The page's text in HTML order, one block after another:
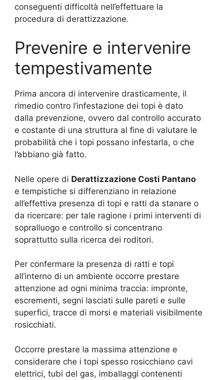
conseguenti difficoltà nell’effettuare la
procedura di derattizzazione.
Prevenire e intervenire
tempestivamente
Prima ancora di intervenire drasticamente, il
rimedio contro l’infestazione dei topi è dato
dalla prevenzione, ovvero dal controllo accurato
e costante di una struttura al fine di valutare le
probabilità che i topi possano infestarla, o che
l’abbiano già fatto.
Nelle opere di Derattizzazione Costi Pantano
e tempistiche si differenziano in relazione
all’effettiva presenza di topi e ratti da stanare o
da ricercare: per tale ragione i primi interventi di
sopralluogo e controllo si concentrano
soprattutto sulla ricerca dei roditori.
Per confermare la presenza di ratti e topi
all’interno di un ambiente occorre prestare
attenzione ad ogni minima traccia: impronte,
escrementi, segni lasciati sulle pareti e sulle
superfici, tracce di morsi e materiali visibilmente
rosicchiati.
Occorre prestare la massima attenzione e
considerare che i topi spesso rosicchiano cavi
elettrici, tubi del gas, imballaggi contenenti